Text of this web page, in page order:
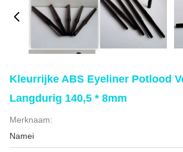
Kleurrijke ABS Eyeliner Potlood
Langdurig 140,5 * 8mm
Merknaam:
Namei